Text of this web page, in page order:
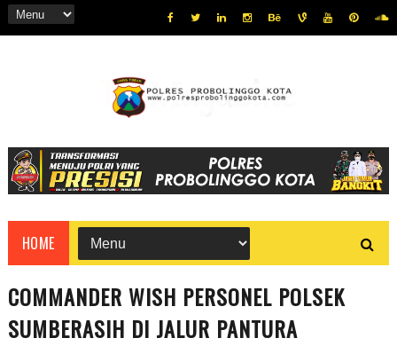
HOME
COMMANDER WISH PERSONEL POLSEK
SUMBERASIH DI JALUR PANTURA